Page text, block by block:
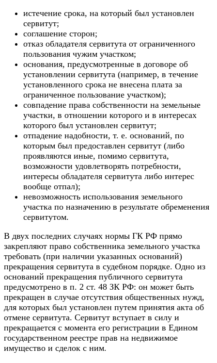
истечение срока, на который был установлен
сервитут;
соглашение сторон;
отказ обладателя сервитута от ограниченного
пользования чужим участком;
основания, предусмотренные в договоре об
установлении сервитута (например, в течение
установленного срока не внесена плата за
ограниченное пользование участком);
совпадение права собственности на земельные
участки, в отношении которого и в интересах
которого был установлен сервитут;
отпадение надобности, т. е. оснований, по
которым был предоставлен сервитут (либо
проявляются иные, помимо сервитута,
возможности удовлетворять потребности,
интересы обладателя сервитута либо интерес
вообще отпал);
невозможность использования земельного
участка по назначению в результате обременения
сервитутом.
В двух последних случаях нормы ГК РФ прямо
закрепляют право собственника земельного участка
требовать (при наличии указанных оснований)
прекращения сервитута в судебном порядке. Одно из
оснований прекращения публичного сервитута
предусмотрено в п. 2 ст. 48 ЗК РФ: он может быть
прекращен в случае отсутствия общественных нужд,
для которых был установлен путем принятия акта об
отмене сервитута. Сервитут вступает в силу и
прекращается с момента его регистрации в Едином
государственном реестре прав на недвижимое
имущество и сделок с ним.